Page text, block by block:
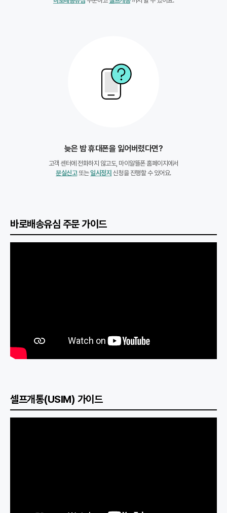
늦은 밤 휴대폰을 잃어버렸다면?
고객 센터에 전화하지 않고도, 마이알뜰폰 홈페이지에서
분실신고또는일시정지 신청을 진행할 수 있어요.
바로배송유심 주문 가이드
셀프개통(USIM) 가이드